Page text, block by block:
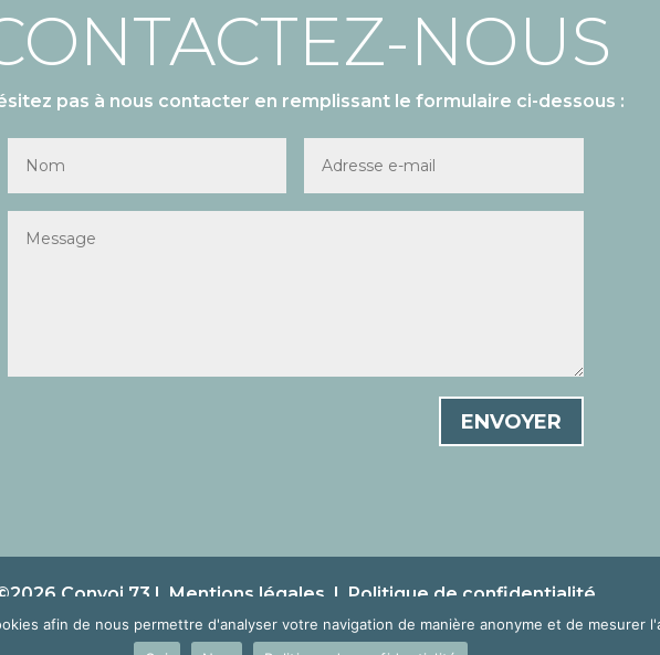
NOUS
pas à nous contacter en remplissant le formulaire ci-dessous :
ENVOYER
Convoi 73 | Mentions légales | Politique de confidentialité
afin de nous permettre d'analyser votre navigation de manière anonyme et de mesurer